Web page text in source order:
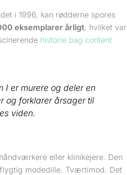
i 1996, kan rødderne spores
eksemplarer årligt, hvilket var
historie bag content
I er murere og deler en
og forklarer årsager til
viden.
eller klinikejere. Den
modedille. Tværtimod. Det